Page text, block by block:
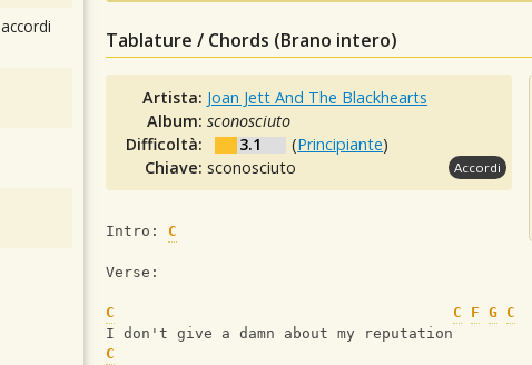
Tablature / Chords (Brano intero)
Artista: Joan Jett And The Blackhearts
Album:sconosciuto
Difficoltà:
3.1 (Principiante)
Chiave:sconosciuto Accordi
Intro: C
Verse:
C C F G C
I don't give a damn about my reputation
C
accordi